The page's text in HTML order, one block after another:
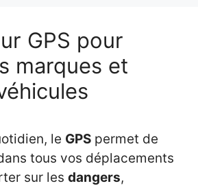
GPS pour
marques et
le GPS permet de
tous vos déplacements
sur les dangers,